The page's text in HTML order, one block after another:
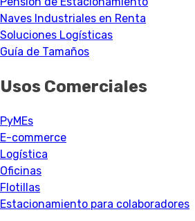
Naves Industriales en Renta
Soluciones Logísticas
Guía de Tamaños
Usos Comerciales
PyMEs
E-commerce
Logística
Oficinas
Flotillas
Estacionamiento para colaboradores